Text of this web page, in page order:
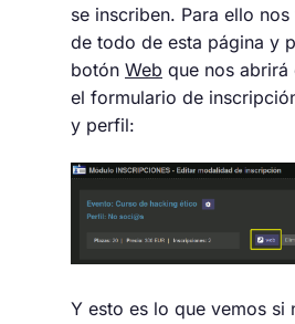
se inscriben. Para ello
de todo de esta página y
botón Web que nos abrirá
el formulario de
y perfil:
Y esto es lo que vemos si